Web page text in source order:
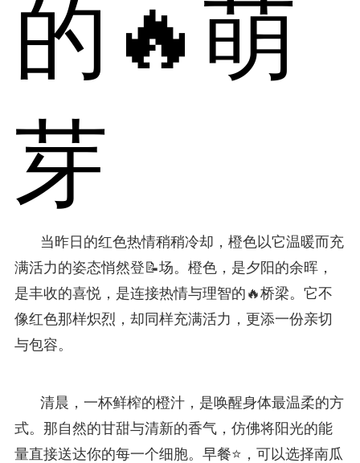
的🔥萌
芽
当昨日的红色热情稍稍冷却，橙色以它温暖而充
满活力的姿态悄然登📝场。橙色，是夕阳的余晖，
是丰收的喜悦，是连接热情与理智的🔥桥梁。它不
像红色那样炽烈，却同样充满活力，更添一份亲切
与包容。
清晨，一杯鲜榨的橙汁，是唤醒身体最温柔的方
式。那自然的甘甜与清新的香气，仿佛将阳光的能
量直接送达你的每一个细胞。早餐⭐，可以选择南瓜